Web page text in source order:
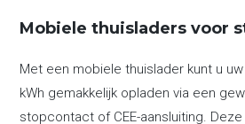
Mobiele thuisladers voor
Met een mobiele thuislader kunt u
kWh gemakkelijk opladen via een
stopcontact of CEE-aansluiting.